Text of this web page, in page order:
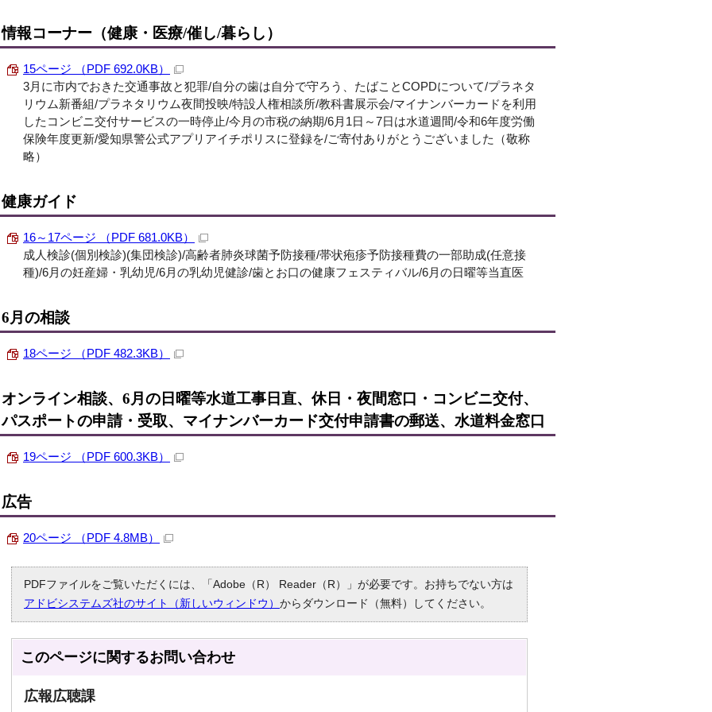
情報コーナー（健康・医療/催し/暮らし）
15ページ （PDF 692.0KB）
3月に市内でおきた交通事故と犯罪/自分の歯は自分で守ろう、たばことCOPDについて/プラネタ
リウム新番組/プラネタリウム夜間投映/特設人権相談所/教科書展示会/マイナンバーカードを利用
したコンビニ交付サービスの一時停止/今月の市税の納期/6月1日～7日は水道週間/令和6年度労働
保険年度更新/愛知県警公式アプリアイチポリスに登録を/ご寄付ありがとうございました（敬称
略）
健康ガイド
16～17ページ （PDF 681.0KB）
成人検診(個別検診)(集団検診)/高齢者肺炎球菌予防接種/帯状疱疹予防接種費の一部助成(任意接
種)/6月の妊産婦・乳幼児/6月の乳幼児健診/歯とお口の健康フェスティバル/6月の日曜等当直医
6月の相談
18ページ （PDF 482.3KB）
オンライン相談、6月の日曜等水道工事日直、休日・夜間窓口・コンビニ交付、
パスポートの申請・受取、マイナンバーカード交付申請書の郵送、水道料金窓口
19ページ （PDF 600.3KB）
広告
20ページ （PDF 4.8MB）
PDFファイルをご覧いただくには、「Adobe（R） Reader（R）」が必要です。お持ちでない方は
アドビシステムズ社のサイト（新しいウィンドウ） からダウンロード（無料）してください。
このページに関するお問い合わせ
広報広聴課